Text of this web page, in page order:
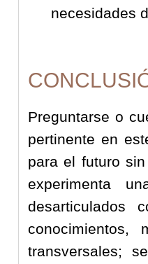
necesidades
Preguntarse o
pertinente en
para el futuro
experimenta
desarticulados
conocimientos,
transversales;